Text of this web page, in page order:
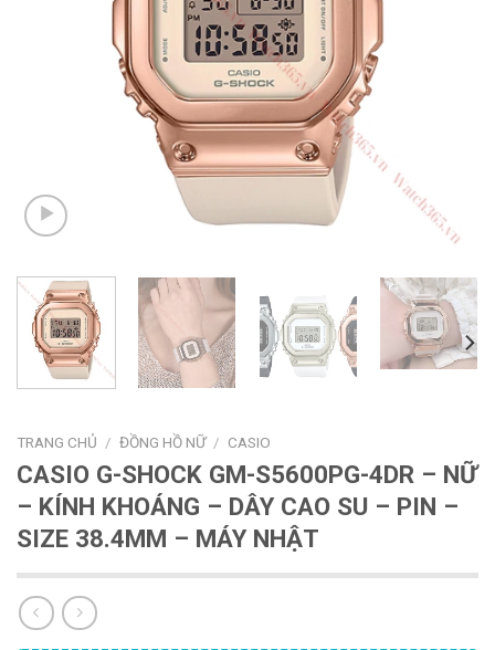
TRANG CHỦ / ĐỒNG HỒ NỮ / CASIO
CASIO G-SHOCK GM-S5600PG-4DR – NỮ
– KÍNH KHOÁNG – DÂY CAO SU – PIN –
SIZE 38.4MM – MÁY NHẬT